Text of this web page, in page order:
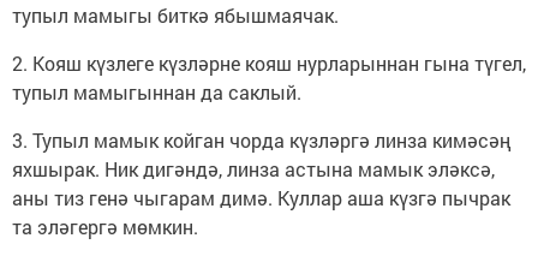
тупыл мамыгы биткә ябышмаячак.
2. Кояш күзлеге күзләрне кояш нурларыннан гына түгел,
тупыл мамыгыннан да саклый.
3. Тупыл мамык койган чорда күзләргә линза кимәсәң
яхшырак. Ник дигәндә, линза астына мамык эләксә,
аны тиз генә чыгарам димә. Куллар аша күзгә пычрак
та эләгергә мөмкин.